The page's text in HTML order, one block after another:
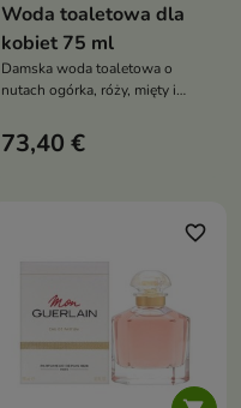
Woda toaletowa dla
kobiet 75 ml
Damska woda toaletowa o
nutach ogórka, róży, mięty i
zielony zapach z wodnym
akcentem, w ekologicznym
73,40 €
favorite_border